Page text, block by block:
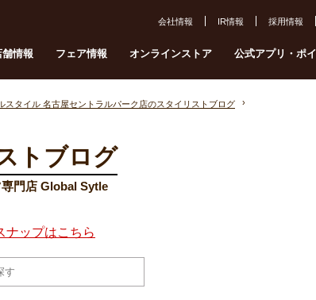
舗情報 フェア情報 オンラインストア 公式アプリ・ポ
会社情報 IR情報 採用情報
スタイル 名古屋セントラルパーク店のスタイリストブログ
トブログ
門店 Global Sytle
ナップはこちら